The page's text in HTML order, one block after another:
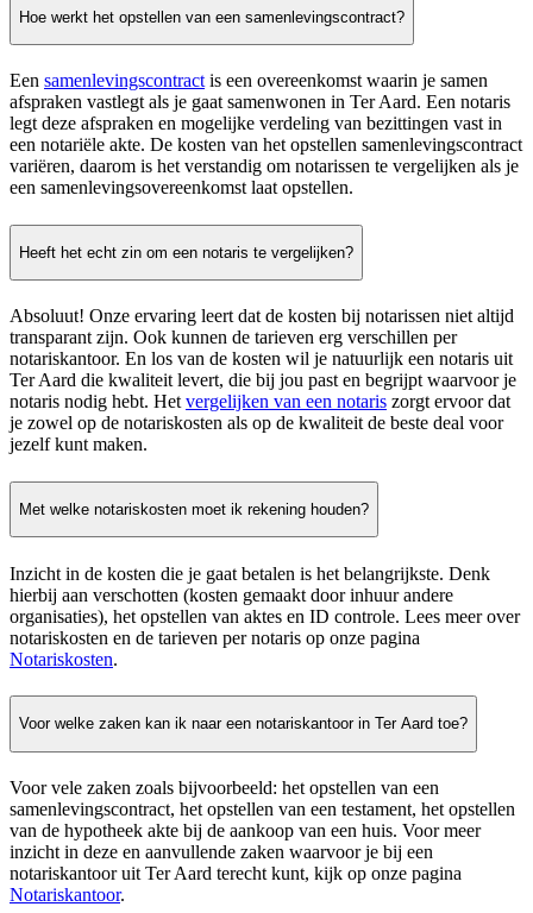
Hoe werkt het opstellen van een samenlevingscontract?
Een samenlevingscontract is een overeenkomst waarin je samen
afspraken vastlegt als je gaat samenwonen in Ter Aard. Een notaris
legt deze afspraken en mogelijke verdeling van bezittingen vast in
een notariële akte. De kosten van het opstellen samenlevingscontract
variëren, daarom is het verstandig om notarissen te vergelijken als je
een samenlevingsovereenkomst laat opstellen.
Heeft het echt zin om een notaris te vergelijken?
Absoluut! Onze ervaring leert dat de kosten bij notarissen niet altijd
transparant zijn. Ook kunnen de tarieven erg verschillen per
notariskantoor. En los van de kosten wil je natuurlijk een notaris uit
Ter Aard die kwaliteit levert, die bij jou past en begrijpt waarvoor je
notaris nodig hebt. Hetvergelijken van een notaris zorgt ervoor dat
je zowel op de notariskosten als op de kwaliteit de beste deal voor
jezelf kunt maken.
Met welke notariskosten moet ik rekening houden?
Inzicht in de kosten die je gaat betalen is het belangrijkste. Denk
hierbij aan verschotten (kosten gemaakt door inhuur andere
organisaties), het opstellen van aktes en ID controle. Lees meer over
notariskosten en de tarieven per notaris op onze pagina
Notariskosten.
Voor welke zaken kan ik naar een notariskantoor in Ter Aard toe?
Voor vele zaken zoals bijvoorbeeld: het opstellen van een
samenlevingscontract, het opstellen van een testament, het opstellen
van de hypotheek akte bij de aankoop van een huis. Voor meer
inzicht in deze en aanvullende zaken waarvoor je bij een
notariskantoor uit Ter Aard terecht kunt, kijk op onze pagina
Notariskantoor.